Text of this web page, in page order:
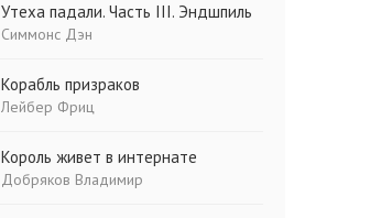
Утеха падали. Часть III. Эндшпиль
Симмонс Дэн
Корабль призраков
Лейбер Фриц
Король живет в интернате
Добряков Владимир